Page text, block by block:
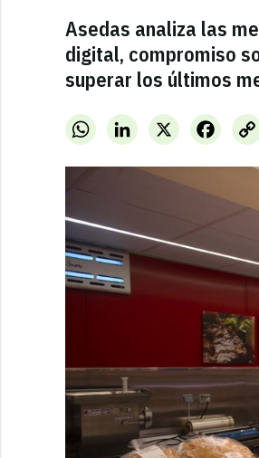
Asedas analiza las
digital, compromiso
superar los últimos
WhatsAppLinkedInX